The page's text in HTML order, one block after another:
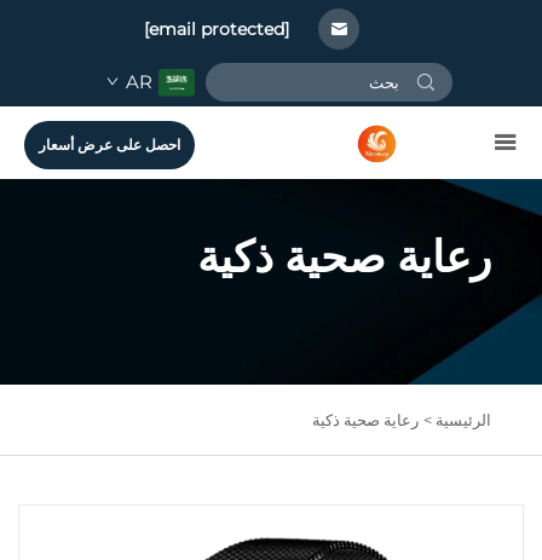
[email protected]
AR
احصل على عرض أسعار
رعاية صحية ذكية
الرئيسية > رعاية صحية ذكية